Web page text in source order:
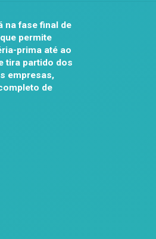
na fase final de
permite
prima até ao
tira partido dos
empresas,
de